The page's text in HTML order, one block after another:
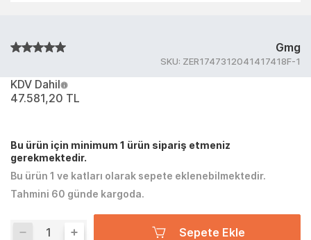
Gmg
SKU: ZER1747312041417418F-1
KDV Dahil
47.581,20 TL
Bu ürün için minimum 1 ürün sipariş etmeniz
gerekmektedir.
Bu ürün 1 ve katları olarak sepete eklenebilmektedir.
Tahmini 60 günde kargoda.
Sepete Ekle